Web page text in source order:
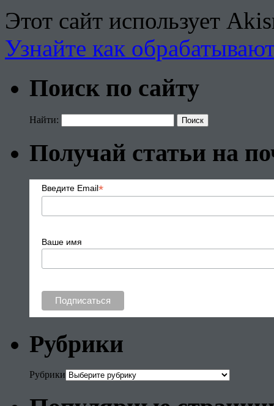
Этот сайт использует
Узнайте как
Поиск по сайту
Найти:
Получай статьи на
Введите Email*
Ваше имя
Рубрики
Рубрики